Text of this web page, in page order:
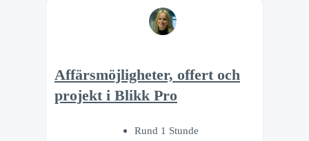
Affärsmöjligheter, offert och
projekt i Blikk Pro
Rund 1 Stunde